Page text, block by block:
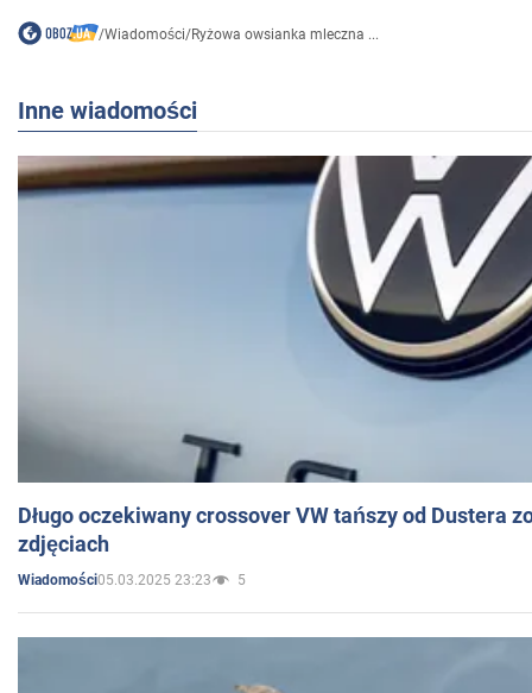
/Wiadomości/Ryżowa owsianka mleczna ...
Inne wiadomości
Długo oczekiwany crossover VW tańszy od Dustera
zdjęciach
Wiadomości05.03.2025 23:23 5